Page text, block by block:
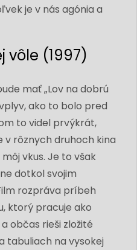
je v nás agónia a
vôle (1997)
mať „Lov na dobrú
ako to bolo pred
to videl prvýkrát,
v rôznych druhoch kina
vkus. Je to však
dotkol svojim
rozpráva príbeh
ktorý pracuje ako
občas rieši zložité
tabuliach na vysokej